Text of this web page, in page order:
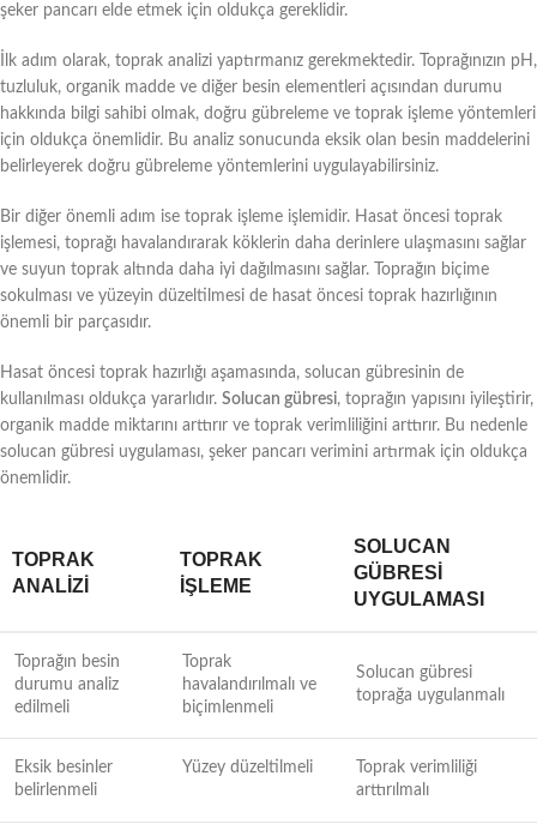
şeker pancarı elde etmek için oldukça gereklidir.
İlk adım olarak, toprak analizi yaptırmanız gerekmektedir. Toprağınızın pH,
tuzluluk, organik madde ve diğer besin elementleri açısından durumu
hakkında bilgi sahibi olmak, doğru gübreleme ve toprak işleme yöntemleri
için oldukça önemlidir. Bu analiz sonucunda eksik olan besin maddelerini
belirleyerek doğru gübreleme yöntemlerini uygulayabilirsiniz.
Bir diğer önemli adım ise toprak işleme işlemidir. Hasat öncesi toprak
işlemesi, toprağı havalandırarak köklerin daha derinlere ulaşmasını sağlar
ve suyun toprak altında daha iyi dağılmasını sağlar. Toprağın biçime
sokulması ve yüzeyin düzeltilmesi de hasat öncesi toprak hazırlığının
önemli bir parçasıdır.
Hasat öncesi toprak hazırlığı aşamasında, solucan gübresinin de
kullanılması oldukça yararlıdır. Solucan gübresi, toprağın yapısını iyileştirir,
organik madde miktarını arttırır ve toprak verimliliğini arttırır. Bu nedenle
solucan gübresi uygulaması, şeker pancarı verimini artırmak için oldukça
önemlidir.
TOPRAK
ANALIZI
TOPRAK
İŞLEME
SOLUCAN
GÜBRESI
UYGULAMASI
Toprağın besin
durumu analiz
edilmeli
Toprak
havalandırılmalı ve
biçimlenmeli
Solucan gübresi
toprağa uygulanmalı
Eksik besinler
belirlenmeli
Yüzey düzeltilmeli
Toprak verimliliği
arttırılmalı